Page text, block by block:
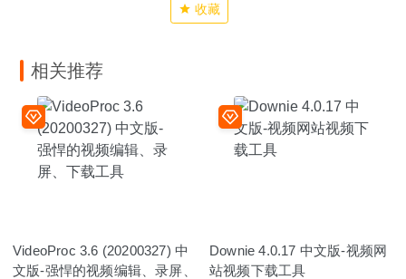
收藏
相关推荐
VideoProc 3.6 (20200327) 中
文版-强悍的视频编辑、录屏、
Downie 4.0.17 中文版-视频网
站视频下载工具